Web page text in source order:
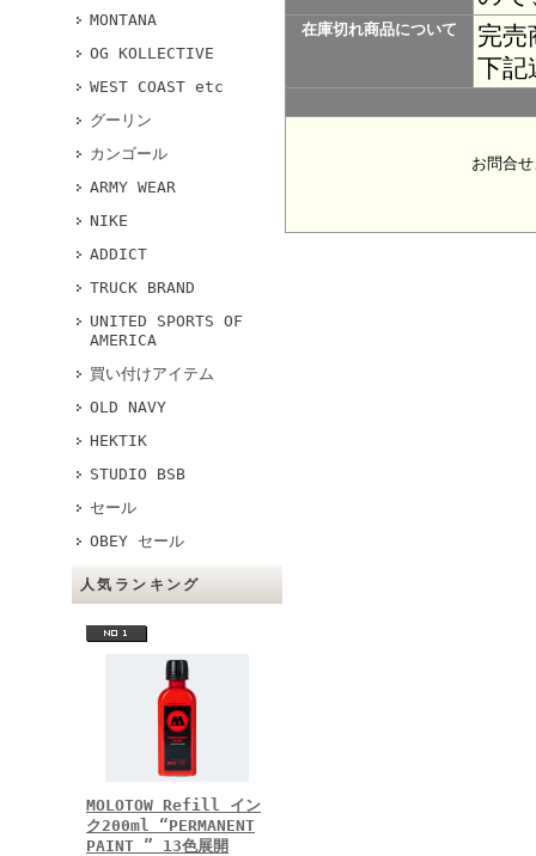
MONTANA
OG KOLLECTIVE
WEST COAST etc
グーリン
カンゴール
ARMY WEAR
NIKE
ADDICT
TRUCK BRAND
UNITED SPORTS OF
AMERICA
買い付けアイテム
OLD NAVY
HEKTIK
STUDIO BSB
セール
OBEY セール
人気ランキング
MOLOTOW Refill イン
ク200ml “PERMANENT
PAINT ” 13色展開
在庫切れ商品について
完
下記
お問合